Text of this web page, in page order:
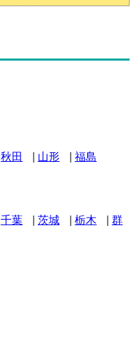
秋田 山形 福島
千葉 茨城 栃木 群